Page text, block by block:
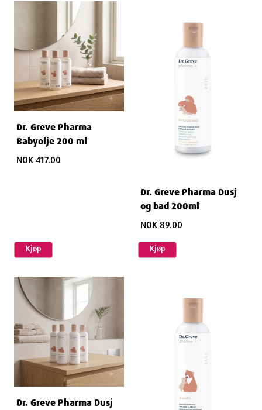
Dr. Greve Pharma
Babyolje 200 ml
NOK 417.00
Kjøp
Dr. Greve Pharma Dusj
og bad 200ml
NOK 89.00
Kjøp
Dr. Greve Pharma Dusj